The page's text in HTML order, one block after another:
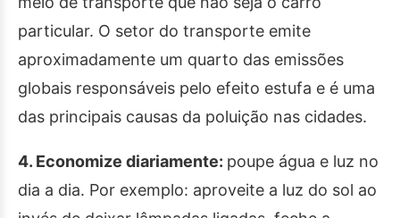
particular. O setor do transporte emite
aproximadamente um quarto das emissões
globais responsáveis pelo efeito estufa e é uma
das principais causas da poluição nas cidades.
4. Economize diariamente: poupe água e luz no
dia a dia. Por exemplo: aproveite a luz do sol ao